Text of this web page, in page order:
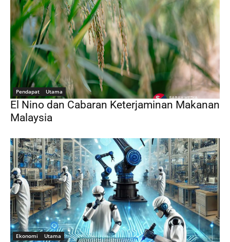
Pendapat Utama
El Nino dan Cabaran Keterjaminan Makanan
Malaysia
Ekonomi Utama